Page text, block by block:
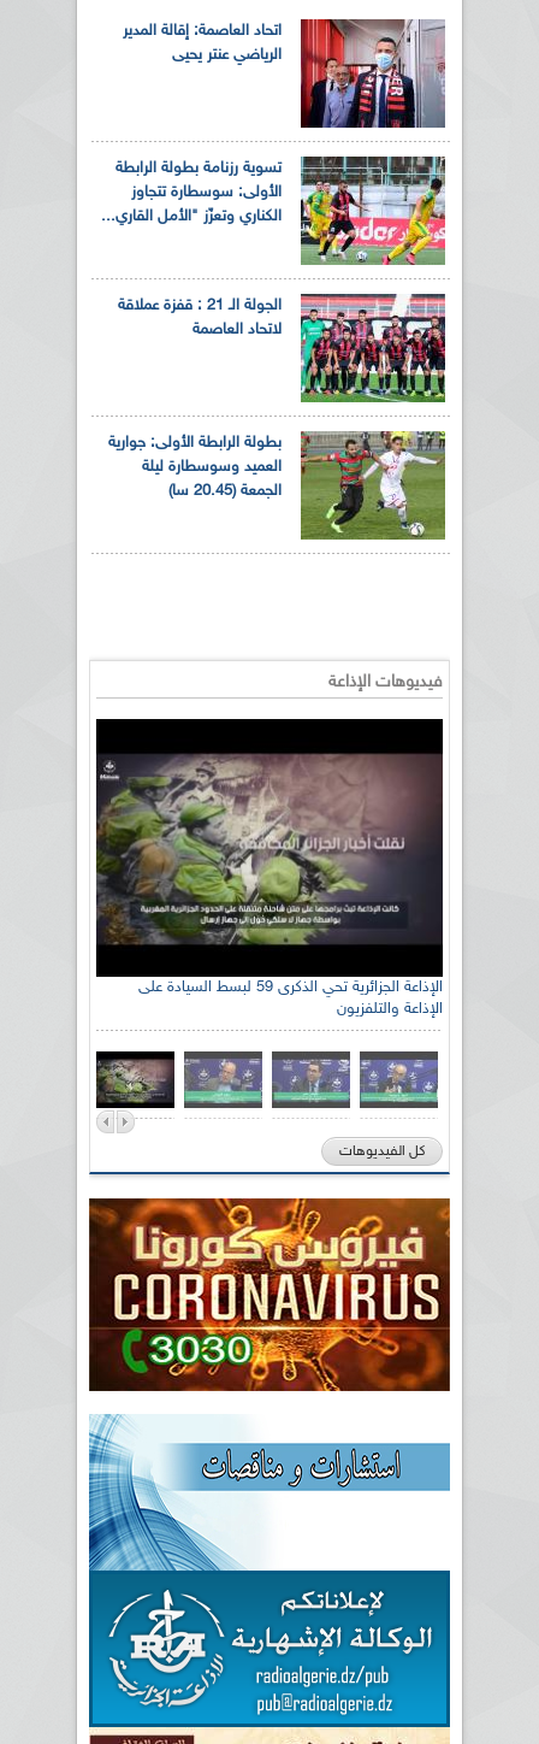
اتحاد العاصمة: إقالة المدير
الرياضي عنتر يحيى
تسوية رزنامة بطولة الرابطة
الأولى: سوسطارة تتجاوز
الكناري وتعزّز "الأمل القاري...
الجولة الـ 21 : قفزة عملاقة
لاتحاد العاصمة
بطولة الرابطة الأولى: جوارية
العميد وسوسطارة ليلة
الجمعة (20.45 سا)
فيديوهات الإذاعة
الإذاعة الجزائرية تحي الذكرى 59 لبسط السيادة على
الإذاعة والتلفزيون
كل الفيديوهات